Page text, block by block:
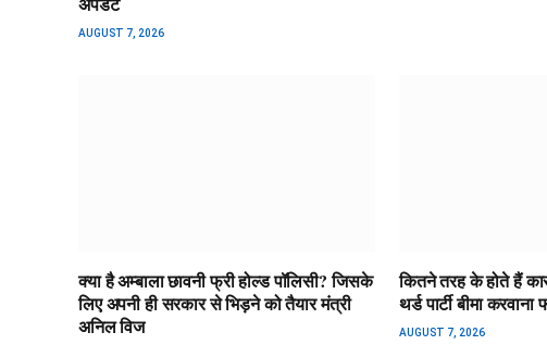
AUGUST 7, 2026
क्या है अम्बाला छावनी फ्री होल्ड पॉलिसी? जिसके
लिए अपनी ही सरकार से भिड़ने को तैयार मंत्री
अनिल विज
कितने तरह के होते हैं
थर्ड पार्टी बीमा
AUGUST 7, 2026